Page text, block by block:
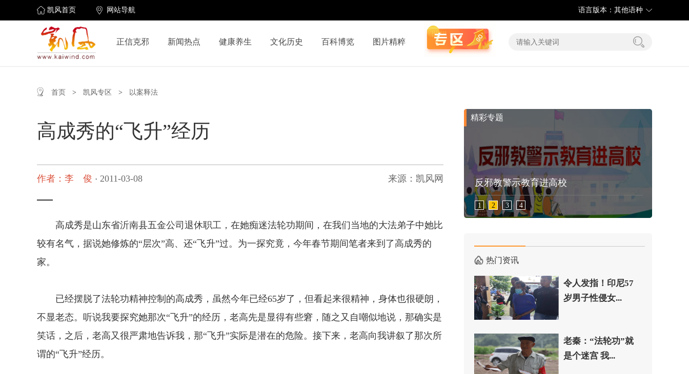
凯风首页 网站导航 语言版本：其他语种
正信克邪 新闻热点 健康养生 文化历史 百科博览 图片精粹
首页 > 凯风专区 > 以案释法
高成秀的“飞升”经历
作者：李 俊 · 2011-03-08 来源：凯风网
高成秀是山东省沂南县五金公司退休职工，在她痴迷法轮功期间，在我们当地的大法弟子中她比
较有名气，据说她修炼的“层次”高、还“飞升”过。为一探究竟，今年春节期间笔者来到了高成秀的
家。
已经摆脱了法轮功精神控制的高成秀，虽然今年已经65岁了，但看起来很精神，身体也很硬朗，
不显老态。听说我要探究她那次“飞升”的经历，老高先是显得有些窘，随之又自嘲似地说，那确实是
笑话，之后，老高又很严肃地告诉我，那“飞升”实际是潜在的危险。接下来，老高向我讲叙了那次所
谓的“飞升”经历。